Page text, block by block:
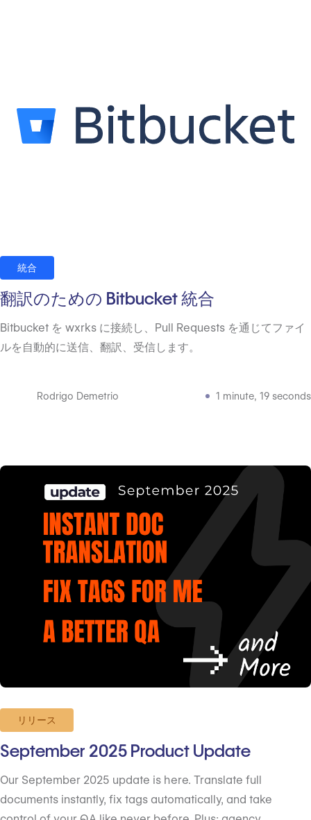
統合
翻訳のための Bitbucket 統合
Bitbucket を wxrks に接続し、Pull Requests を通じてファイ
ルを自動的に送信、翻訳、受信します。
Rodrigo Demetrio 1 minute, 19 seconds
リリース
September 2025 Product Update
Our September 2025 update is here. Translate full
documents instantly, fix tags automatically, and take